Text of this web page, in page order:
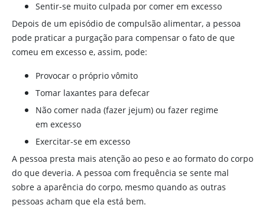
Sentir-se muito culpada por comer em excesso
Depois de um episódio de compulsão alimentar, a pessoa
pode praticar a purgação para compensar o fato de que
comeu em excesso e, assim, pode:
Provocar o próprio vômito
Tomar laxantes para defecar
Não comer nada (fazer jejum) ou fazer regime
em excesso
Exercitar-se em excesso
A pessoa presta mais atenção ao peso e ao formato do corpo
do que deveria. A pessoa com frequência se sente mal
sobre a aparência do corpo, mesmo quando as outras
pessoas acham que ela está bem.